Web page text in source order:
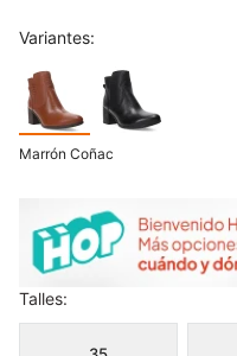
Variantes:
Marrón Coñac
Talles: